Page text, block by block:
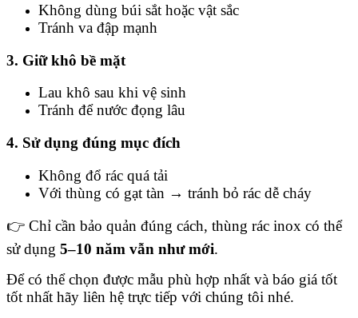
Không dùng búi sắt hoặc vật sắc
Tránh va đập mạnh
3. Giữ khô bề mặt
Lau khô sau khi vệ sinh
Tránh để nước đọng lâu
4. Sử dụng đúng mục đích
Không đổ rác quá tải
Với thùng có gạt tàn → tránh bỏ rác dễ cháy
👉 Chỉ cần bảo quản đúng cách, thùng rác inox có thể
sử dụng 5–10 năm vẫn như mới.
Để có thể chọn được mẫu phù hợp nhất và báo giá tốt
tốt nhất hãy liên hệ trực tiếp với chúng tôi nhé.